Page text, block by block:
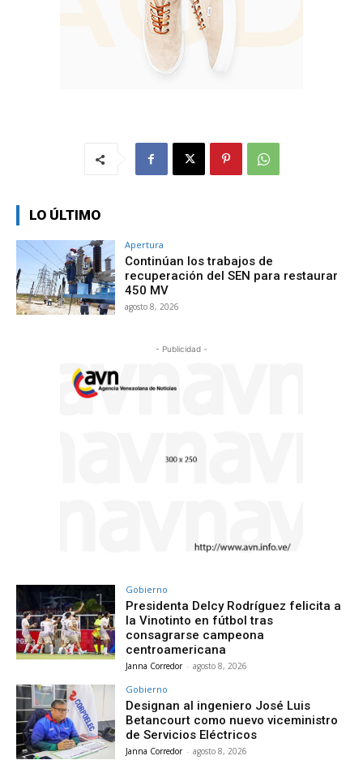
LO ÚLTIMO
Apertura
Continúan los trabajos de
recuperación del SEN para restaurar
450 MV
agosto 8, 2026
- Publicidad -
Gobierno
Presidenta Delcy Rodríguez felicita a
la Vinotinto en fútbol tras
consagrarse campeona
centroamericana
Janna Corredor - agosto 8, 2026
Gobierno
Designan al ingeniero José Luis
Betancourt como nuevo viceministro
de Servicios Eléctricos
Janna Corredor - agosto 8, 2026